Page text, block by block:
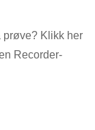
prøve? Klikk her
Recorder-